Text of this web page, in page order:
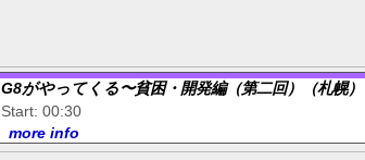
G8がやってくる〜貧困・開発編（第二回）（札幌）
Start: 00:30
more info